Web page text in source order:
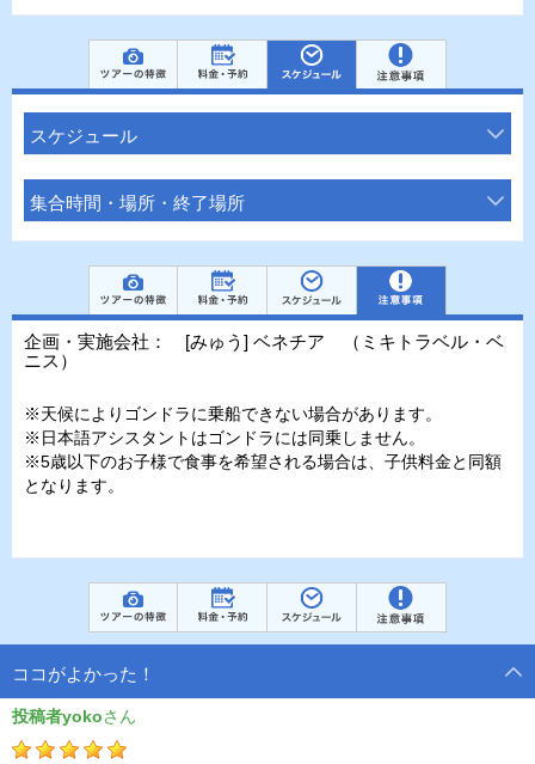
スケジュール
集合時間・場所・終了場所
企画・実施会社： [みゅう] ベネチア （ミキトラベル・ベ
ニス）
※天候によりゴンドラに乗船できない場合があります。
※日本語アシスタントはゴンドラには同乗しません。
※5歳以下のお子様で食事を希望される場合は、子供料金と同額
となります。
ココがよかった！
投稿者yoko